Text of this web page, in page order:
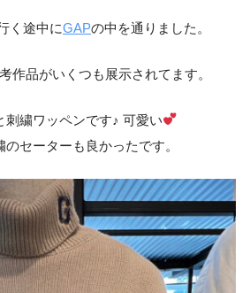
く途中にGAPの中を通りました。
作品がいくつも展示されてます。
刺繍ワッペンです♪ 可愛い
セーターも良かったです。